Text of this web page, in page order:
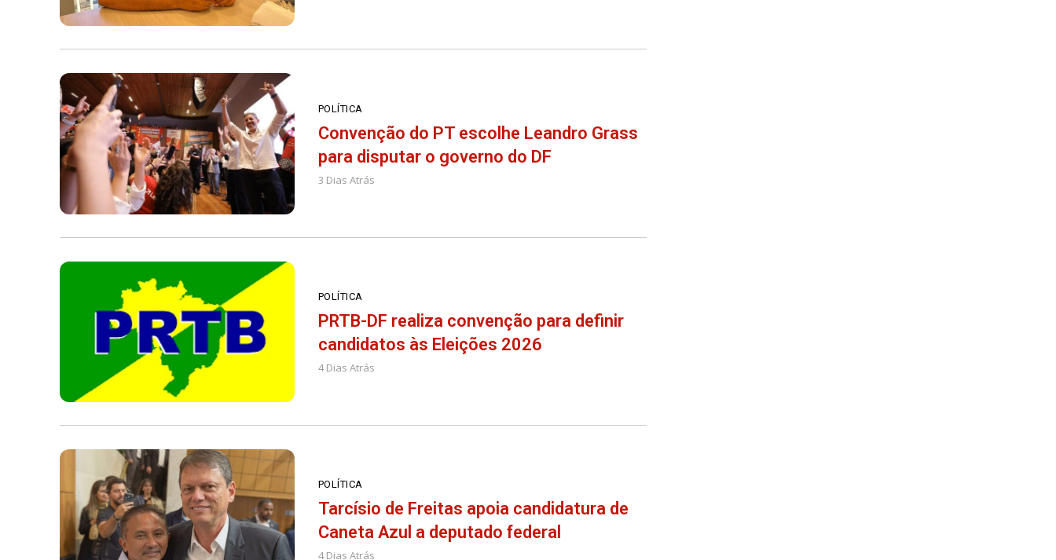
POLÍTICA
Convenção do PT escolhe Leandro Grass
para disputar o governo do DF
3 Dias Atrás
POLÍTICA
PRTB-DF realiza convenção para definir
candidatos às Eleições 2026
4 Dias Atrás
POLÍTICA
Tarcísio de Freitas apoia candidatura de
Caneta Azul a deputado federal
4 Dias Atrás